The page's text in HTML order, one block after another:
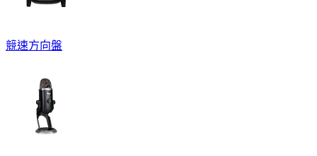
競速方向盤